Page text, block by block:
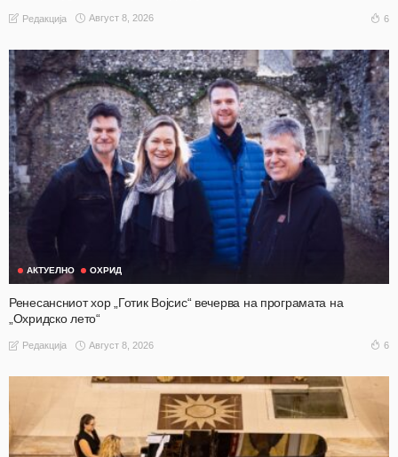
Редакција Август 8, 2026 6
АКТУЕЛНО ОХРИД
Ренесансниот хор „Готик Војсис“ вечерва на програмата на
„Охридско лето“
Редакција Август 8, 2026 6